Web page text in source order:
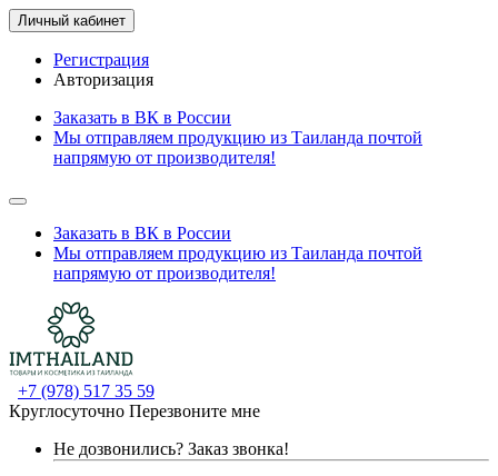
Личный кабинет
Регистрация
Авторизация
Заказать в ВК в России
Мы отправляем продукцию из Таиланда почтой
напрямую от производителя!
Заказать в ВК в России
Мы отправляем продукцию из Таиланда почтой
напрямую от производителя!
+7 (978) 517 35 59
Круглосуточно Перезвоните мне
Не дозвонились? Заказ звонка!